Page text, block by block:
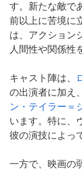
す。新たな敵で
前以上に苦境に
は、アクション
人間性や関係性
キャスト陣は、
の出演者に加え
ン・テイラー＝
います。特に、
彼の演技によっ
一方で、映画の